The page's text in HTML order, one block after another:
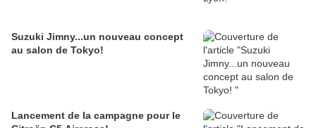
Suzuki Jimny...un nouveau concept
au salon de Tokyo!
Lancement de la campagne pour le